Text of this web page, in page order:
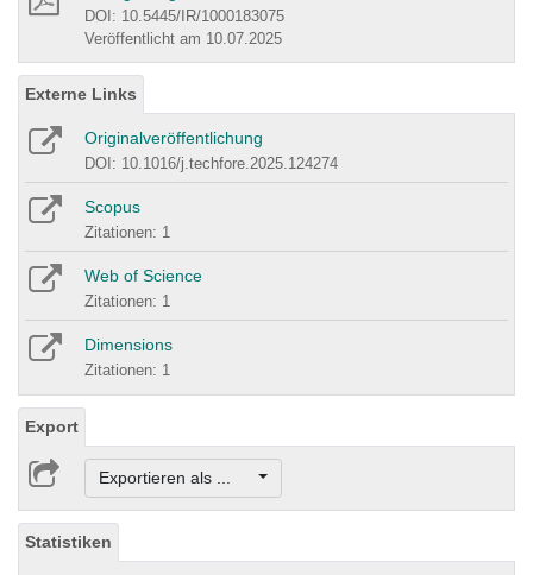
DOI: 10.5445/IR/1000183075
Veröffentlicht am 10.07.2025
Externe Links
Originalveröffentlichung
DOI: 10.1016/j.techfore.2025.124274
Scopus
Zitationen: 1
Web of Science
Zitationen: 1
Dimensions
Zitationen: 1
Export
Exportieren als ...
Statistiken